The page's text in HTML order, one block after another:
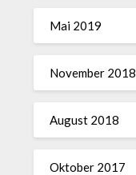
Mai 2019
November 2018
August 2018
Oktober 2017